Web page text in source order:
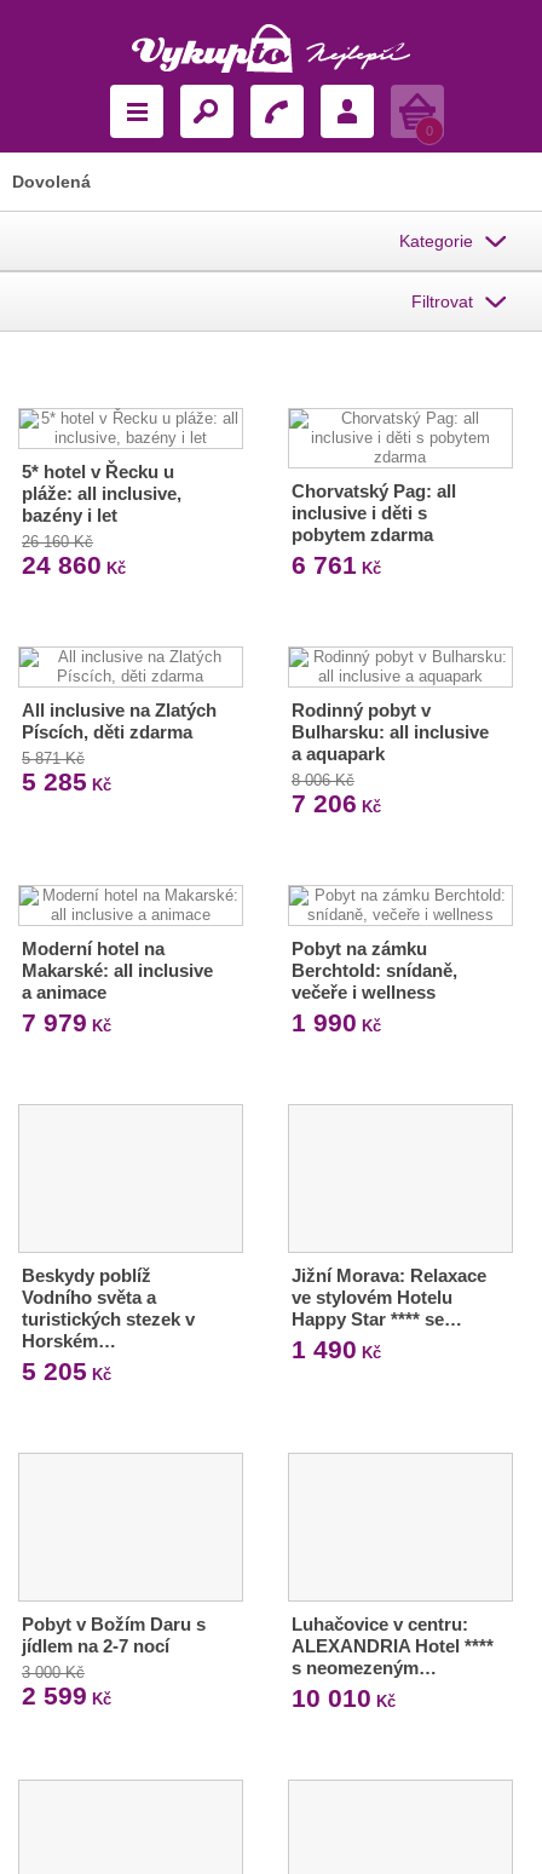
Košík
0
Dovolená
Kategorie
Filtrovat
5* hotel v Řecku u
pláže: all inclusive,
bazény i let
26 160 Kč
24 860 Kč
Chorvatský Pag: all
inclusive i děti s
pobytem zdarma
6 761 Kč
All inclusive na Zlatých
Píscích, děti zdarma
5 871 Kč
5 285 Kč
Rodinný pobyt v
Bulharsku: all inclusive
a aquapark
8 006 Kč
7 206 Kč
Moderní hotel na
Makarské: all inclusive
a animace
7 979 Kč
Pobyt na zámku
Berchtold: snídaně,
večeře i wellness
1 990 Kč
Beskydy poblíž
Vodního světa a
turistických stezek v
Horském…
5 205 Kč
Jižní Morava: Relaxace
ve stylovém Hotelu
Happy Star **** se…
1 490 Kč
Pobyt v Božím Daru s
jídlem na 2-7 nocí
3 000 Kč
2 599 Kč
Luhačovice v centru:
ALEXANDRIA Hotel ****
s neomezeným…
10 010 Kč